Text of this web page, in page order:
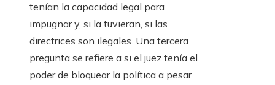
tenían la capacidad legal para
impugnar y, si la tuvieran, si las
directrices son ilegales. Una tercera
pregunta se refiere a si el juez tenía el
poder de bloquear la política a pesar